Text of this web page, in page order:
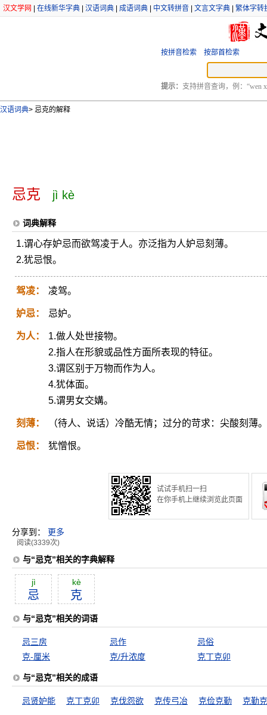
汉文学网 在线新华字典 汉语词典 成语词典 中文转拼音 文言文字典 繁体字转
按拼音检索 按部首检索
提示： 支持拼音查询，例：“wen
汉语词典> 忌克的解释
忌克 jì kè
词典解释
1.谓心存妒忌而欲驾凌于人。亦泛指为人妒忌刻薄。
2.犹忌恨。
驾凌： 凌驾。
妒忌： 忌妒。
为人：
1.做人处世接物。
2.指人在形貌或品性方面所表现的特征。
3.谓区别于万物而作为人。
4.犹体面。
5.谓男女交媾。
刻薄： （待人、说话）冷酷无情；过分的苛求：尖酸刻薄。
忌恨： 犹憎恨。
试试手机扫一扫
在你手机上继续浏览此页面
分享到： 更多
阅读(3339次)
与“忌克”相关的字典解释
jì
忌
kè
克
与“忌克”相关的词语
忌三房 忌作
忌俗
克-厘米
克/升浓度 克丁克卯
与“忌克”相关的成语
忌贤妒能 克丁克卯 克伐怨欲 克传弓冶 克俭克勤 克勤